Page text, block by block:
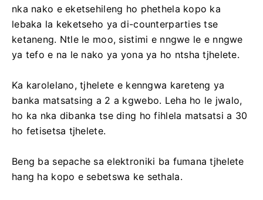
nka nako e eketsehileng ho phethela kopo ka
lebaka la keketseho ya di-counterparties tse
ketaneng. Ntle le moo, sistimi e nngwe le e nngwe
ya tefo e na le nako ya yona ya ho ntsha tjhelete.
Ka karolelano, tjhelete e kenngwa kareteng ya
banka matsatsing a 2 a kgwebo. Leha ho le jwalo,
ho ka nka dibanka tse ding ho fihlela matsatsi a 30
ho fetisetsa tjhelete.
Beng ba sepache sa elektroniki ba fumana tjhelete
hang ha kopo e sebetswa ke sethala.